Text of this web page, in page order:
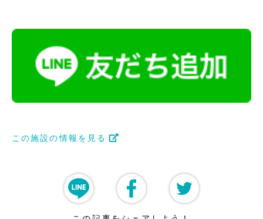
この施設の情報を見る